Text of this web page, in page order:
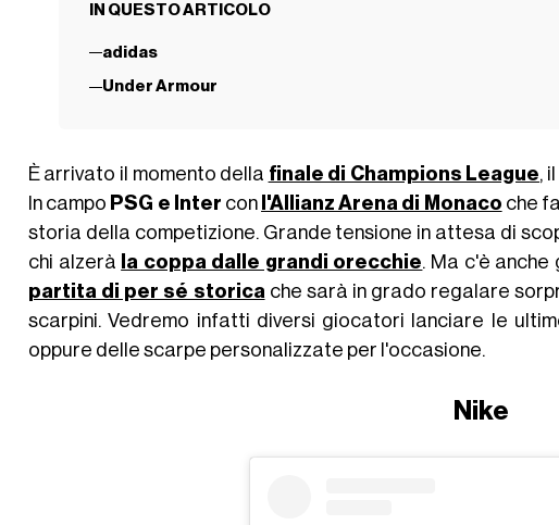
IN QUESTO ARTICOLO
adidas
Under Armour
È arrivato il momento della finale di Champions League,
In campo PSG e Inter con l'Allianz Arena di Monaco che
storia della competizione. Grande tensione in attesa di
chi alzerà
la coppa dalle grandi orecchie. Ma c'è
partita di per sé storica che sarà in grado regalare
scarpini. Vedremo infatti diversi giocatori lanciare le
oppure delle scarpe personalizzate per l'occasione.
Nike